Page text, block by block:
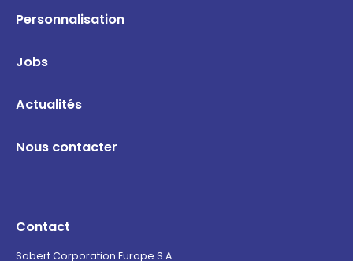
Personnalisation
Jobs
Actualités
Nous contacter
Contact
Sabert Corporation Europe S.A.